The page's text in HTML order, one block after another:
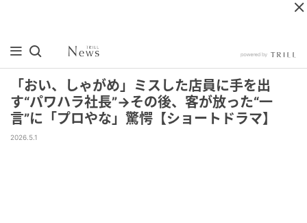
「おい、しゃがめ」ミスした店員に手を出
す“パワハラ社長”→その後、客が放った“一
言”に「プロやな」驚愕【ショートドラマ】
2026.5.1